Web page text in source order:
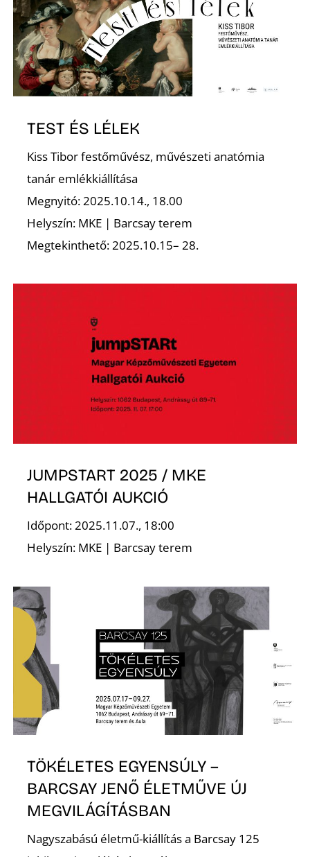
TEST ÉS LÉLEK
Kiss Tibor festőművész, művészeti anatómia
tanár emlékkiállítása
Megnyitó: 2025.10.14., 18.00
Helyszín: MKE | Barcsay terem
Megtekinthető: 2025.10.15– 28.
JUMPSTART 2025 / MKE
HALLGATÓI AUKCIÓ
Időpont: 2025.11.07., 18:00
Helyszín: MKE | Barcsay terem
TÖKÉLETES EGYENSÚLY –
BARCSAY JENŐ ÉLETMŰVE ÚJ
MEGVILÁGÍTÁSBAN
Nagyszabású életmű-kiállítás a Barcsay 125